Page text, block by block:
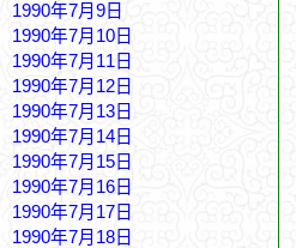
1990年7月9日
1990年7月10日
1990年7月11日
1990年7月12日
1990年7月13日
1990年7月14日
1990年7月15日
1990年7月16日
1990年7月17日
1990年7月18日